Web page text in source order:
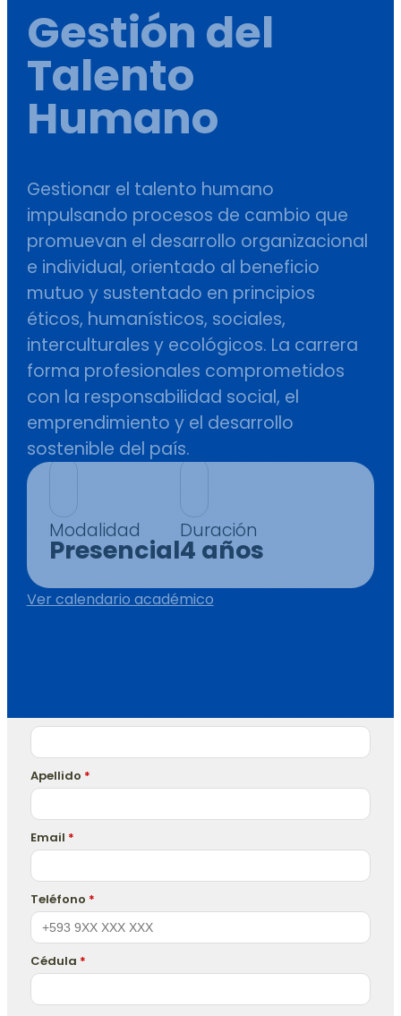
Gestión del
Talento
Humano
Gestionar el talento humano
impulsando procesos de cambio que
promuevan el desarrollo organizacional
e individual, orientado al beneficio
mutuo y sustentado en principios
éticos, humanísticos, sociales,
interculturales y ecológicos. La carrera
forma profesionales comprometidos
con la responsabilidad social, el
emprendimiento y el desarrollo
sostenible del país.
Modalidad
Presencial
Duración
4 años
Ver calendario académico
Nombre*
Apellido *
Email *
Teléfono *
Cédula *